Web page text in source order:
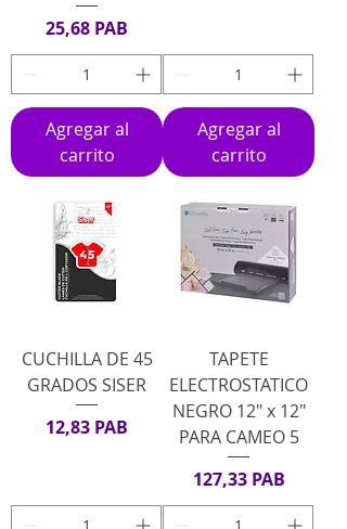
Precio
25,68 PAB
Agregar al
carrito
Agregar al
carrito
CUCHILLA DE 45
GRADOS SISER
Precio
12,83 PAB
TAPETE
ELECTROSTATICO
NEGRO 12" x 12"
PARA CAMEO 5
Precio
127,33 PAB